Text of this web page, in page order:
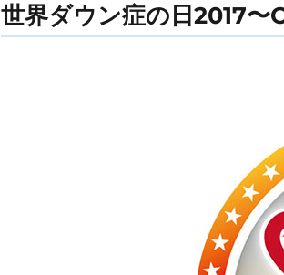
世界ダウン症の日2017